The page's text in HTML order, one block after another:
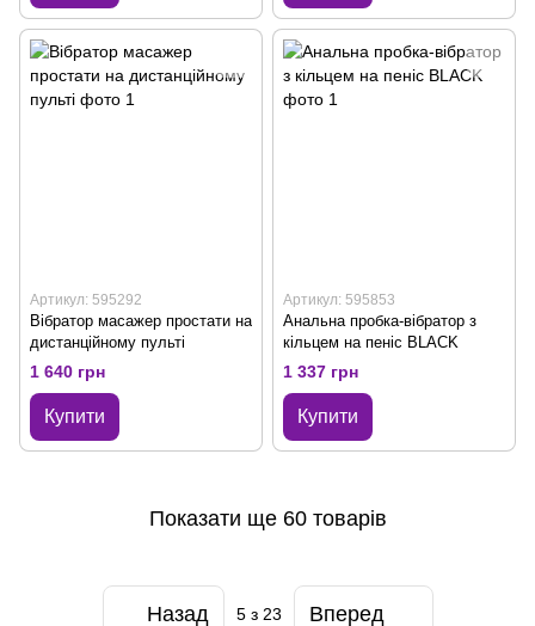
Артикул: 595292
Вібратор масажер простати на
дистанційному пульті
1 640 грн
Купити
Артикул: 595853
Анальна пробка-вібратор з
кільцем на пеніс BLACK
1 337 грн
Купити
Показати ще 60 товарів
Назад 5з 23 Вперед